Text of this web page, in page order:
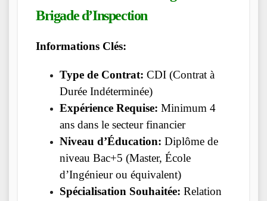
Brigade d’Inspection
Informations Clés:
Type de Contrat: CDI (Contrat à
Durée Indéterminée)
Expérience Requise: Minimum 4
ans dans le secteur financier
Niveau d’Éducation: Diplôme de
niveau Bac+5 (Master, École
d’Ingénieur ou équivalent)
Spécialisation Souhaitée: Relation